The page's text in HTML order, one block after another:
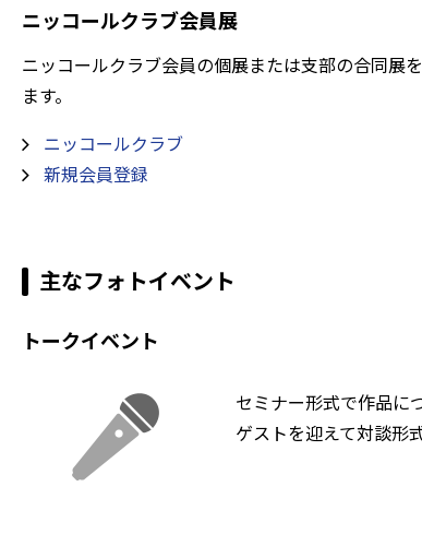
ニッコールクラブ会員展
ニッコールクラブ会員の個展または支部の合同展
ます。
ニッコールクラブ
新規会員登録
主なフォトイベント
トークイベント
セミナー形式で作品に
ゲストを迎えて対談形